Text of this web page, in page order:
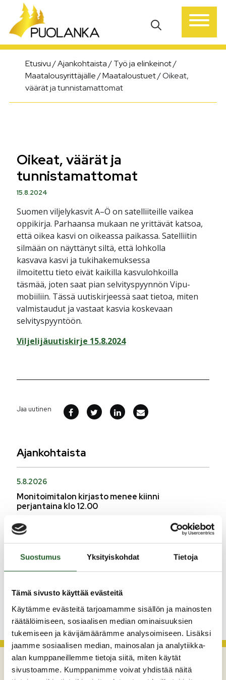
Suostumus Yksityiskohdat Tietoja
Tämä sivusto käyttää evästeitä
Käytämme evästeitä tarjoamamme sisällön ja mainosten
räätälöimiseen, sosiaalisen median ominaisuuksien
tukemiseen ja kävijämäärämme analysoimiseen. Lisäksi
jaamme sosiaalisen median, mainosalan ja analytiikka-
alan kumppaneillemme tietoja siitä, miten käytät
sivustoamme. Kumppanimme voivat yhdistää näitä
Päävalikko
Etusivu/Ajankohtaista/Työ ja elinkeinot/
Maatalousyrittäjälle/Maataloustuet/Oikeat,
väärät ja tunnistamattomat
Oikeat, väärät ja
tunnistamattomat
15.8.2024
Suomen viljelykasvit A–Ö on satelliiteille vaikea
oppikirja. Parhaansa mukaan ne yrittävät katsoa,
että oikea kasvi on oikeassa paikassa. Satelliitin
silmään on näyttänyt siltä, että lohkolla
kasvava kasvi ja tukihakemuksessa
ilmoitettu tieto eivät kaikilla kasvulohkoilla
täsmää, joten saat pian selvityspyynnön Vipu-
mobiiliin. Tässä uutiskirjeessä saat tietoa, miten
valmistaudut ja vastaat kasvia koskevaan
selvityspyyntöön.
Viljelijäuutiskirje 15.8.2024
Jaa uutinen
Ajankohtaista
5.8.2026
Monitoimitalon kirjasto menee kiinni
perjantaina klo 12.00
3.8.2026
29.7.2026
Asfaltointityöt taajamassa myöhästyvät
KATSO KAIKKI